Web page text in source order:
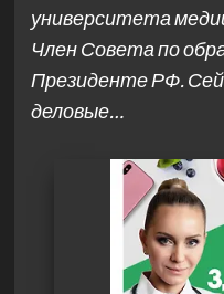
университета
Член Совета по
Президенте РФ.
деловые…